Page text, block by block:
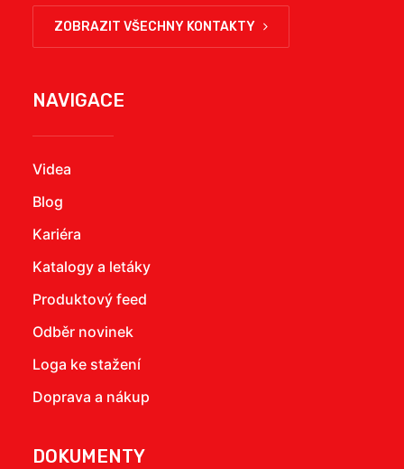
ZOBRAZIT VŠECHNY KONTAKTY
NAVIGACE
Videa
Blog
Kariéra
Katalogy a letáky
Produktový feed
Odběr novinek
Loga ke stažení
Doprava a nákup
DOKUMENTY